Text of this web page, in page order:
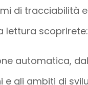
di tracciabilità
lettura scoprirete:
automatica, dal
e gli ambiti di